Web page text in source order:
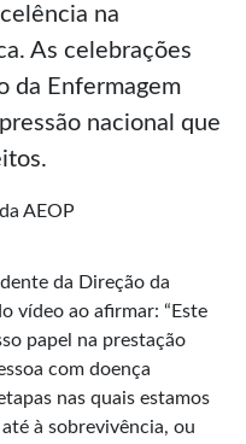
na
As celebrações
da Enfermagem
nacional que
AEOP
da Direção da
vídeo ao afirmar: “Este
papel na prestação
com doença
nas quais estamos
à sobrevivência, ou